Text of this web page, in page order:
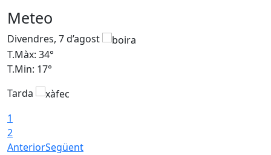
Meteo
Divendres, 7 d’agost
T.Màx: 34°
T.Min: 17°
Tarda
1
2
AnteriorSegüent